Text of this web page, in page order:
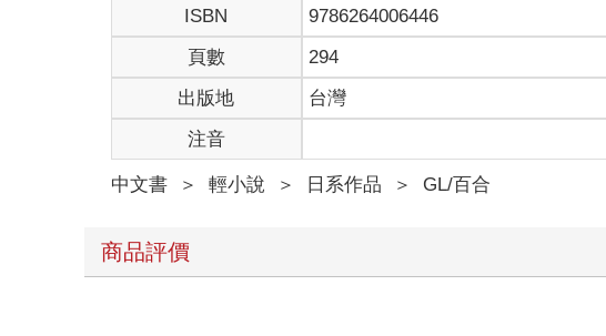
ISBN
9786264006446
頁數
294
出版地
台灣
注音
中文書 ＞ 輕小說 ＞ 日系作品 ＞ GL/百合
商品評價